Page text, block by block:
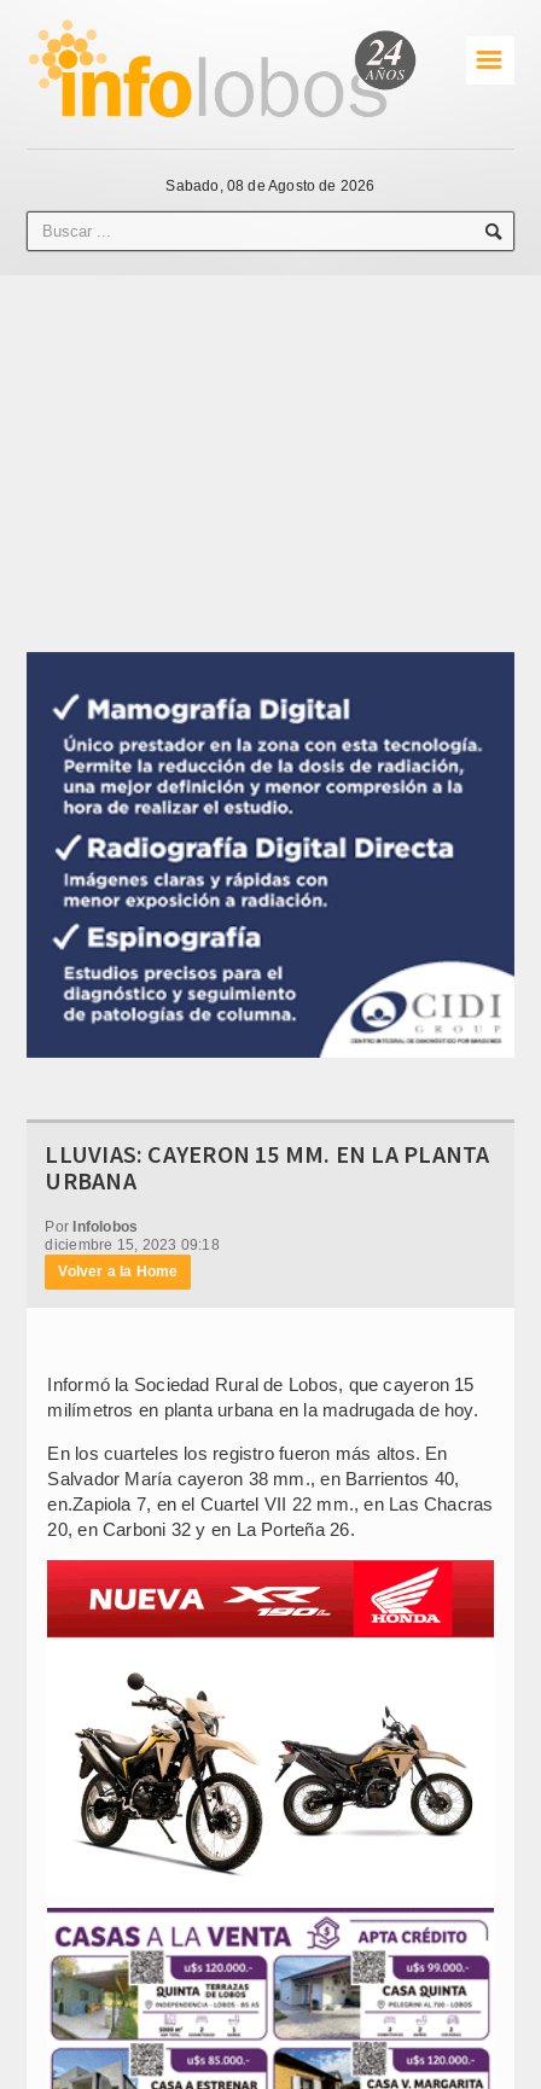
☰
Sabado, 08 de Agosto de 2026
LLUVIAS: CAYERON 15 MM. EN LA PLANTA
URBANA
PorInfolobos
diciembre 15, 2023 09:18
Volver a la Home
Informó la Sociedad Rural de Lobos, que cayeron 15
milímetros en planta urbana en la madrugada de hoy.
En los cuarteles los registro fueron más altos. En
Salvador María cayeron 38 mm., en Barrientos 40,
en.Zapiola 7, en el Cuartel VII 22 mm., en Las Chacras
20, en Carboni 32 y en La Porteña 26.